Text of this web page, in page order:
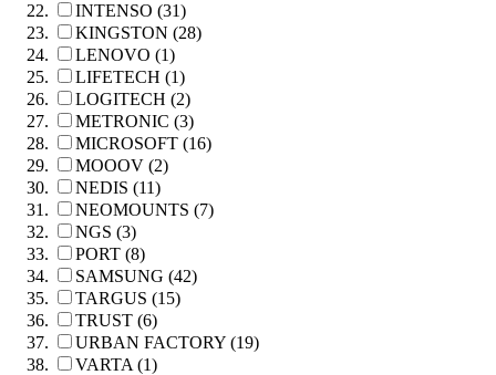
INTENSO (31)
KINGSTON (28)
LENOVO (1)
LIFETECH (1)
LOGITECH (2)
METRONIC (3)
MICROSOFT (16)
MOOOV (2)
NEDIS (11)
NEOMOUNTS (7)
NGS (3)
PORT (8)
SAMSUNG (42)
TARGUS (15)
TRUST (6)
URBAN FACTORY (19)
VARTA (1)